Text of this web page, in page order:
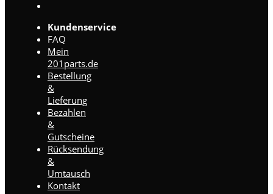
Kundenservice
FAQ
Mein
201parts.de
Bestellung
&
Lieferung
Bezahlen
&
Gutscheine
Rücksendung
&
Umtausch
Kontakt